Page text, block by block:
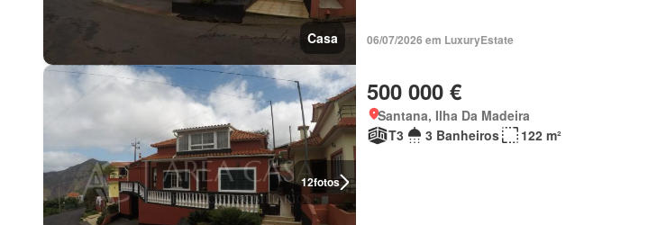
Casa 06/07/2026 em LuxuryEstate
12fotos
500 000 €
Santana, Ilha Da Madeira
T3
3 Banheiros 122 m²